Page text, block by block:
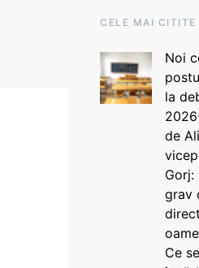
CELE MAI CITITE
Noi
la
de
grav
Ce